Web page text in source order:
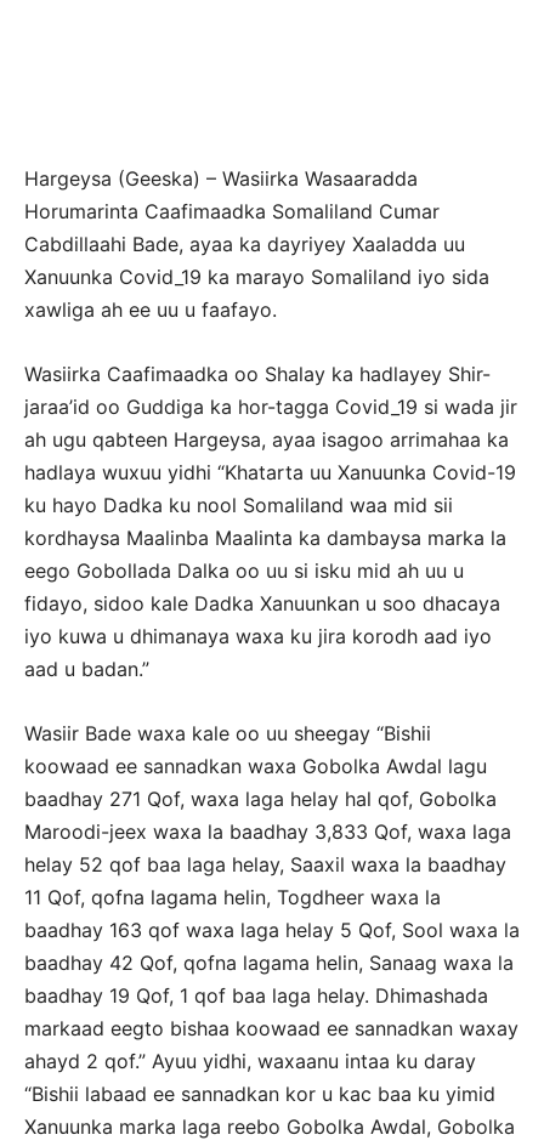
Hargeysa (Geeska) – Wasiirka Wasaaradda
Horumarinta Caafimaadka Somaliland Cumar
Cabdillaahi Bade, ayaa ka dayriyey Xaaladda uu
Xanuunka Covid_19 ka marayo Somaliland iyo sida
xawliga ah ee uu u faafayo.
Wasiirka Caafimaadka oo Shalay ka hadlayey Shir-
jaraa’id oo Guddiga ka hor-tagga Covid_19 si wada jir
ah ugu qabteen Hargeysa, ayaa isagoo arrimahaa ka
hadlaya wuxuu yidhi “Khatarta uu Xanuunka Covid-19
ku hayo Dadka ku nool Somaliland waa mid sii
kordhaysa Maalinba Maalinta ka dambaysa marka la
eego Gobollada Dalka oo uu si isku mid ah uu u
fidayo, sidoo kale Dadka Xanuunkan u soo dhacaya
iyo kuwa u dhimanaya waxa ku jira korodh aad iyo
aad u badan.”
Wasiir Bade waxa kale oo uu sheegay “Bishii
koowaad ee sannadkan waxa Gobolka Awdal lagu
baadhay 271 Qof, waxa laga helay hal qof, Gobolka
Maroodi-jeex waxa la baadhay 3,833 Qof, waxa laga
helay 52 qof baa laga helay, Saaxil waxa la baadhay
11 Qof, qofna lagama helin, Togdheer waxa la
baadhay 163 qof waxa laga helay 5 Qof, Sool waxa la
baadhay 42 Qof, qofna lagama helin, Sanaag waxa la
baadhay 19 Qof, 1 qof baa laga helay. Dhimashada
markaad eegto bishaa koowaad ee sannadkan waxay
ahayd 2 qof.” Ayuu yidhi, waxaanu intaa ku daray
“Bishii labaad ee sannadkan kor u kac baa ku yimid
Xanuunka marka laga reebo Gobolka Awdal, Gobolka